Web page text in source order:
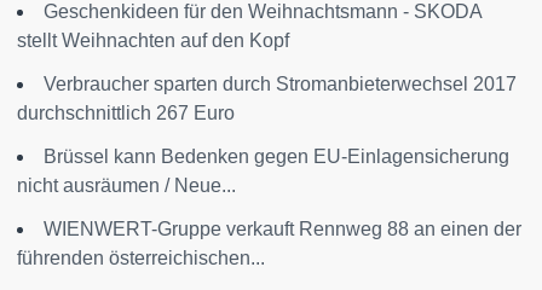
Geschenkideen für den Weihnachtsmann - SKODA
stellt Weihnachten auf den Kopf
Verbraucher sparten durch Stromanbieterwechsel 2017
durchschnittlich 267 Euro
Brüssel kann Bedenken gegen EU-Einlagensicherung
nicht ausräumen / Neue...
WIENWERT-Gruppe verkauft Rennweg 88 an einen der
führenden österreichischen...